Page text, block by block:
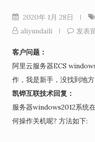
2020年 1月 28日
aliyundaili
发表
客户问题：
阿里云服务器ECS
作，我是新手，没找到地方
凯铧互联技术回复：
服务器windows2012系统
何操作关机呢? 方法如下: